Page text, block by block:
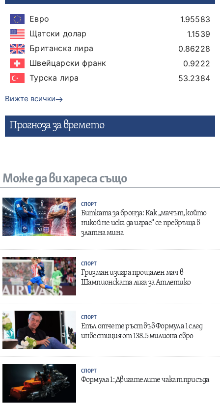
Евро
1.95583
Щатски долар
1.1539
Британска лира
0.86228
Швейцарски франк
0.9222
Турска лира
53.2384
Вижте всички
Прогнозa за времето
Може да ви хареса също
СПОРТ
Битката за бронза: Как „мачът, който
никой не иска да играе“ се превръща в
златна мина
СПОРТ
Гризман изигра прощален мач в
Шампионската лига за Атлетико
СПОРТ
Епъл отчете ръст във Формула 1 след
инвестиция от 138.5 милиона евро
СПОРТ
Формула 1: Двигателите чакат присъда